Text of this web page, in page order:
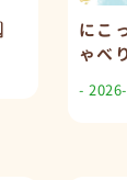
にこ
ゃべ
-